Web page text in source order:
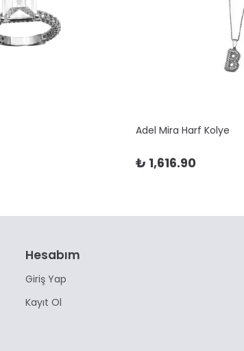
Adel Mira Harf Kolye
₺ 1,616.90
Hesabım
Giriş Yap
Kayıt Ol